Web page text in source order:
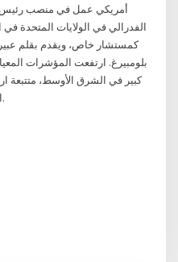
أمريكي عمل في منصب رئيس
بلومبيرغ. ارتفعت المؤشرات
كبير في الشرق الأوسط، متتبعة
المحيط بإطلاق لقاحات فيروس كورونا.